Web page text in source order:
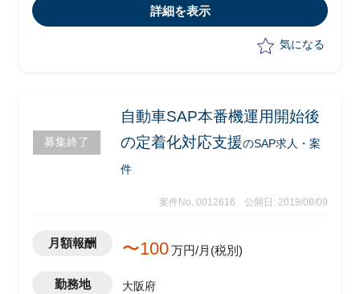
係会社への展開支援
‐今後海外展開支援やMM購買機能、生
詳細を表示
気になる
募集終了
自動車SAP本番機運用開始後
の定着化対応支援のSAP求人・案
件
案件No. 0012616 公開日: 2019/08/09
月額報酬 〜100万円/月(税別)
勤務地 大阪府